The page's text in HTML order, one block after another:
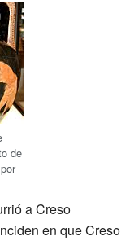
de
a Creso
en que Creso